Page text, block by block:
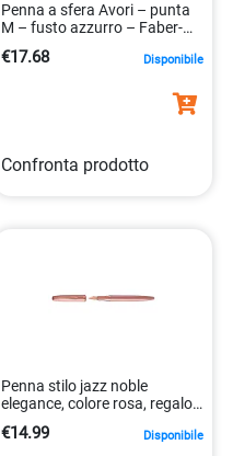
Penna a sfera Avori – punta
M – fusto azzurro – Faber-
€17.68 Disponibile
Confronta prodotto
Penna stilo jazz noble
elegance, colore rosa, regalo
€14.99 Disponibile